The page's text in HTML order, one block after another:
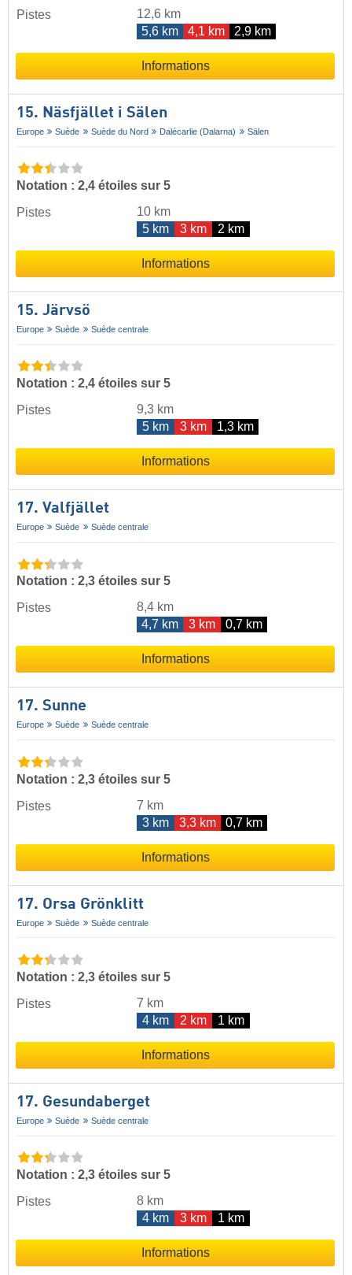
Pistes
12,6 km
5,6 km
4,1 km 2,9 km
Informations
15. Näsfjället i Sälen
Europe Suède Suède du Nord Dalécarlie (Dalarna) Sälen
Notation : 2,4 étoiles sur 5
Pistes
10 km
5 km
3 km 2 km
Informations
15. Järvsö
Europe Suède Suède centrale
Notation : 2,4 étoiles sur 5
Pistes
9,3 km
5 km
3 km 1,3 km
Informations
17. Valfjället
Europe Suède Suède centrale
Notation : 2,3 étoiles sur 5
Pistes
8,4 km
4,7 km
3 km 0,7 km
Informations
17. Sunne
Europe Suède Suède centrale
Notation : 2,3 étoiles sur 5
Pistes
7 km
3 km
3,3 km 0,7 km
Informations
17. Orsa Grönklitt
Europe Suède Suède centrale
Notation : 2,3 étoiles sur 5
Pistes
7 km
4 km
2 km 1 km
Informations
17. Gesundaberget
Europe Suède Suède centrale
Notation : 2,3 étoiles sur 5
Pistes
8 km
4 km
3 km 1 km
Informations